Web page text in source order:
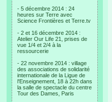
- 5 décembre 2014 : 24
heures sur Terre avec
Science Frontières et Terre.tv
- 2 et 16 décembre 2014 :
Atelier Our Life 21, prises de
vue 1/4 et 2/4 à la
ressourcerie
- 22 novembre 2014 : village
des associations de solidarité
internationale de la Ligue de
l'Enseignement, 18 à 22h dans
la salle de spectacle du centre
Tour des Dames, Paris